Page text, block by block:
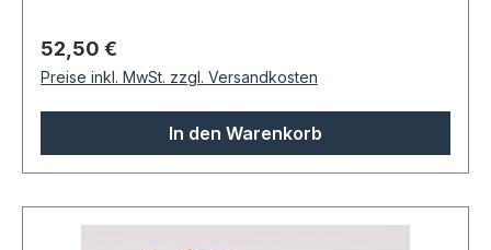
Regulärer Preis:
52,50 €
Preise inkl. MwSt. zzgl. Versandkosten
In den Warenkorb